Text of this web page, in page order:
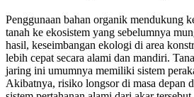
Penggunaan bahan organik mendukung
tanah ke ekosistem yang sebelumnya
hasil, keseimbangan ekologi di area
lebih cepat secara alami dan mandiri.
jaring ini umumnya memiliki sistem
Akibatnya, risiko longsor di masa depan